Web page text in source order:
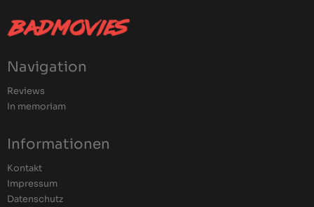
Navigation
Reviews
In memoriam
Informationen
Kontakt
Impressum
Datenschutz